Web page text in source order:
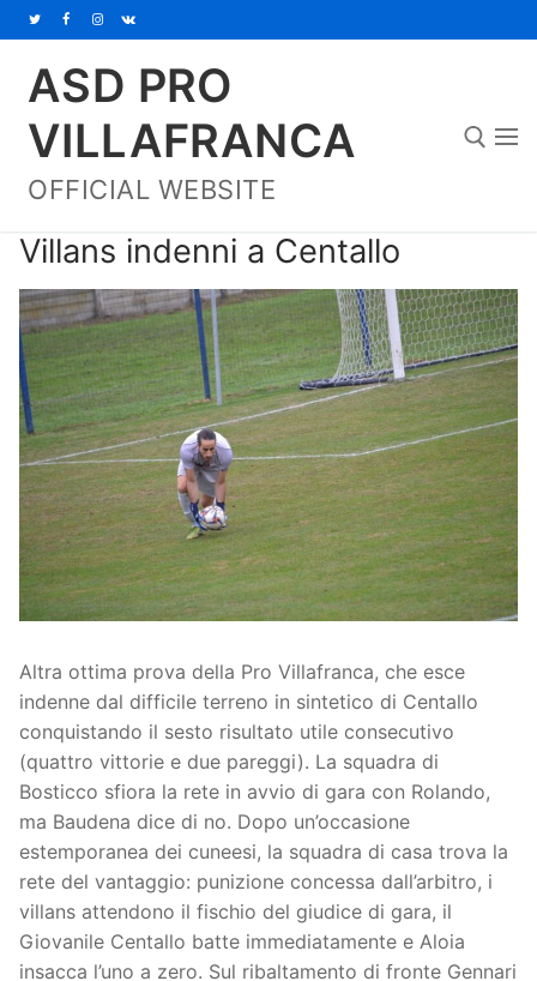
al
contenuto
ASD PRO
VILLAFRANCA
OFFICIAL WEBSITE
Home
Società
La Storia
Organigramma
Centro Sportivo
Prima Squadra
Settore Giovanile
Organizzazione
Piccoli amici
Pulcini
Primi calci
Esordienti
Juniores
Campionati
Eccellenza
Settore Giovanile
Contatti
Sponsor
Villans indenni a Centallo
Altra ottima prova della Pro Villafranca, che esce
indenne dal difficile terreno in sintetico di Centallo
conquistando il sesto risultato utile consecutivo
(quattro vittorie e due pareggi). La squadra di
Bosticco sfiora la rete in avvio di gara con Rolando,
ma Baudena dice di no. Dopo un’occasione
estemporanea dei cuneesi, la squadra di casa trova la
rete del vantaggio: punizione concessa dall’arbitro, i
villans attendono il fischio del giudice di gara, il
Giovanile Centallo batte immediatamente e Aloia
insacca l’uno a zero. Sul ribaltamento di fronte Gennari